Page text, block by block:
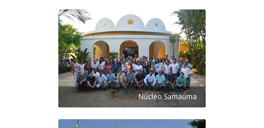
Núcleo Samaúma